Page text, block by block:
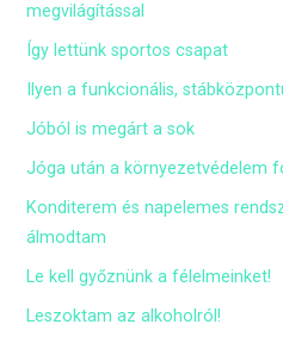
megvilágítással
Így lettünk sportos csapat
Ilyen a funkcionális,
Jóból is megárt a sok
Jóga után a környezetvédelem
Konditerem és napelemes
álmodtam
Le kell győznünk a félelmeinket!
Leszoktam az alkoholról!